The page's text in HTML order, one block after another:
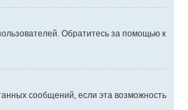
Обратитесь за помощью к
сообщений, если эта возможность